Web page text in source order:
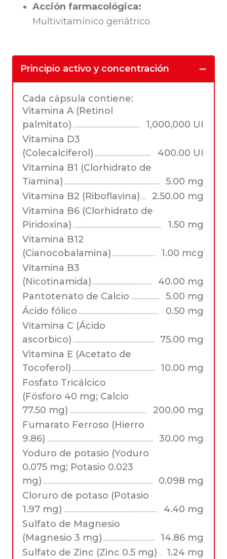
Acción farmacológica:
Multivitamínico geriátrico.
Principio activo y concentración
Cada cápsula contiene:
Vitamina A (Retinol
palmitato)
1,000,000 UI
Vitamina D3
(Colecalciferol)
400.00 UI
Vitamina B1 (Clorhidrato de
Tiamina)
5.00 mg
Vitamina B2 (Riboflavina)
2.50.00 mg
Vitamina B6 (Clorhidrato de
Piridoxina)
1.50 mg
Vitamina B12
(Cianocobalamina)
1.00 mcg
Vitamina B3
(Nicotinamida)
40.00 mg
Pantotenato de Calcio
5.00 mg
Ácido fólico
0.50 mg
Vitamina C (Ácido
ascorbico)
75.00 mg
Vitamina E (Acetato de
Tocoferol)
10.00 mg
Fosfato Tricálcico
(Fósforo 40 mg; Calcio
77.50 mg)
200.00 mg
Fumarato Ferroso (Hierro
9.86)
30.00 mg
Yoduro de potasio (Yoduro
0.075 mg; Potasio 0.023
mg)
0.098 mg
Cloruro de potaso (Potasio
1.97 mg)
4.40 mg
Sulfato de Magnesio
(Magnesio 3 mg)
14.86 mg
Sulfato de Zinc (Zinc 0.5 mg)
1.24 mg